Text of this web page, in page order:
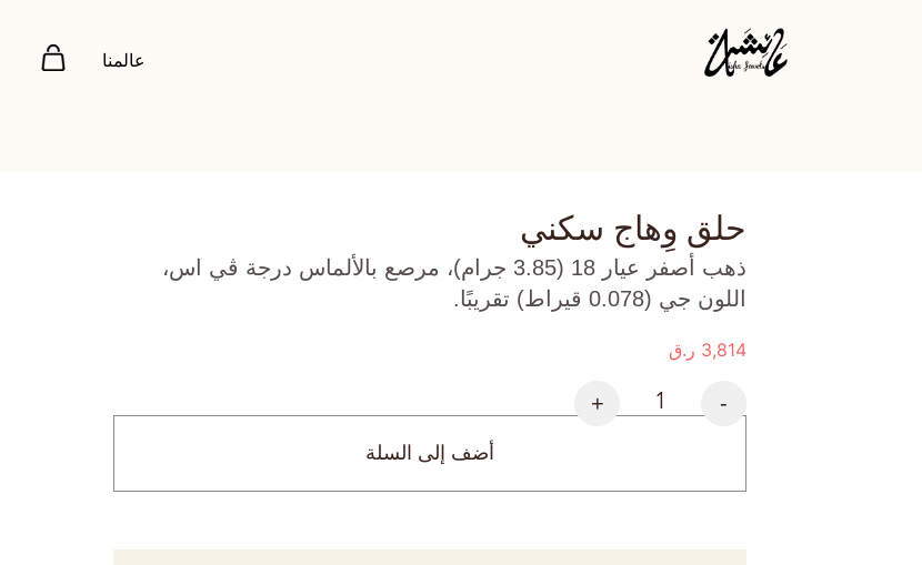
عالمنا
حلق وِهاج سكني
ذهب أصفر عيار 18 (3.85 جرام)، مرصع بالألماس درجة ڤي اس،
اللون جي (0.078 قيراط) تقريبًا.
3,814 ر.ق
-
+
أضف إلى السلة